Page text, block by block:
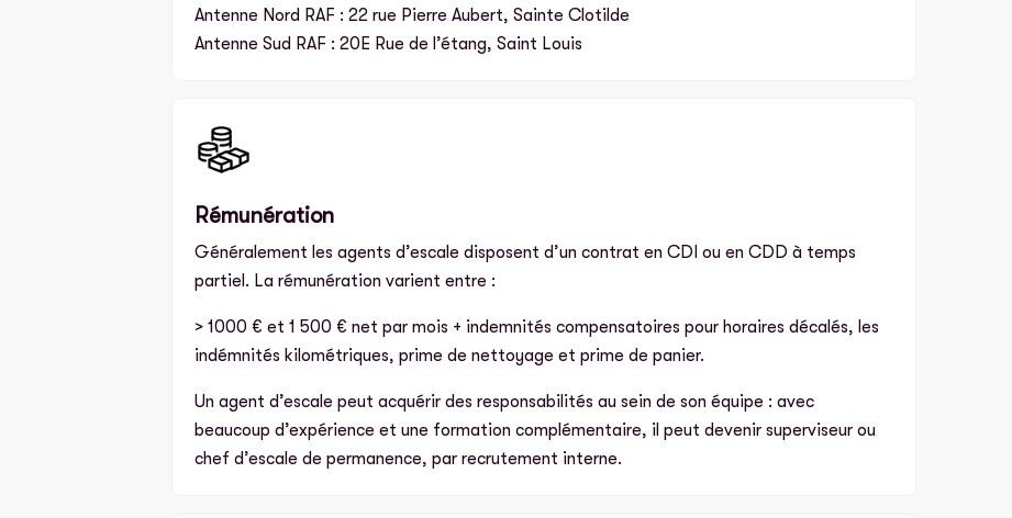
Antenne Nord RAF : 22 rue Pierre Aubert, Sainte Clotilde
Antenne Sud RAF : 20E Rue de l’étang, Saint Louis
Rémunération
Généralement les agents d’escale disposent d’un contrat en CDI ou en CDD à temps
partiel. La rémunération varient entre :
> 1000 € et 1 500 € net par mois + indemnités compensatoires pour horaires décalés, les
indémnités kilométriques, prime de nettoyage et prime de panier.
Un agent d’escale peut acquérir des responsabilités au sein de son équipe : avec
beaucoup d’expérience et une formation complémentaire, il peut devenir superviseur ou
chef d’escale de permanence, par recrutement interne.